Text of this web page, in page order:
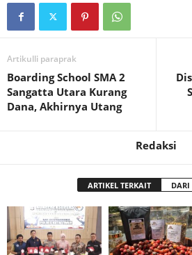
Artikulli paraprak
Boarding School SMA 2
Sangatta Utara Kurang
Dana, Akhirnya Utang
Redaksi
ARTIKEL TERKAIT DARI